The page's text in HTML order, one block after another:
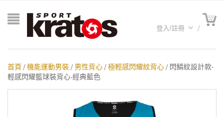
登入/註冊
首頁 /機能運動男裝 / 男性背心 /極輕感閃耀紋背心 / 閃鱗紋設計款-
輕感閃耀籃球裝背心-經典藍色